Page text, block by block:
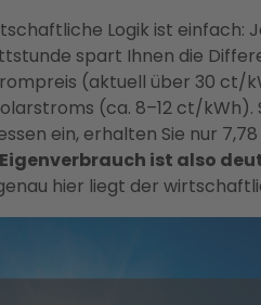
Logik ist einfach:
spart Ihnen die
(aktuell über 30 ct/
(ca. 8–12 ct/kWh).
ein, erhalten Sie nur
Eigenverbrauch ist also
hier liegt der